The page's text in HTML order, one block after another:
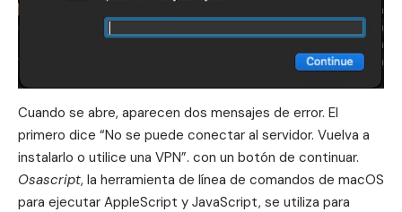
Cuando se abre, aparecen dos mensajes de error. El
primero dice “No se puede conectar al servidor. Vuelva a
instalarlo o utilice una VPN”. con un botón de continuar.
Osascript, la herramienta de línea de comandos de macOS
para ejecutar AppleScript y JavaScript, se utiliza para